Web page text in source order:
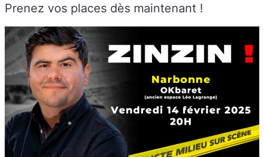
Prenez vos places dès maintenant !